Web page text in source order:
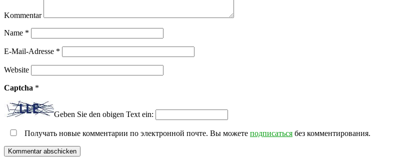
Kommentar
Name *
E-Mail-Adresse *
Website
Captcha *
Geben Sie den obigen Text ein:
Получать новые комментарии по электронной почте. Вы можете подписаться без комментирования.